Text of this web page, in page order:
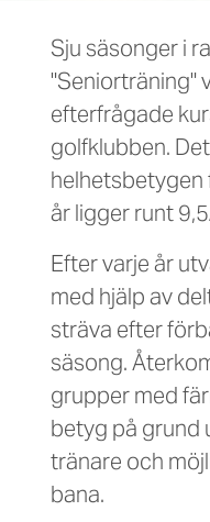
Sju säsonger i
"Seniorträning"
efterfrågade
golfklubben.
år ligger runt
Efter varje år
med hjälp av
sträva efter
säsong.
grupper med
betyg på
tränare och
bana.